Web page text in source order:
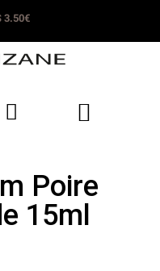
3.50€
Poire
15ml